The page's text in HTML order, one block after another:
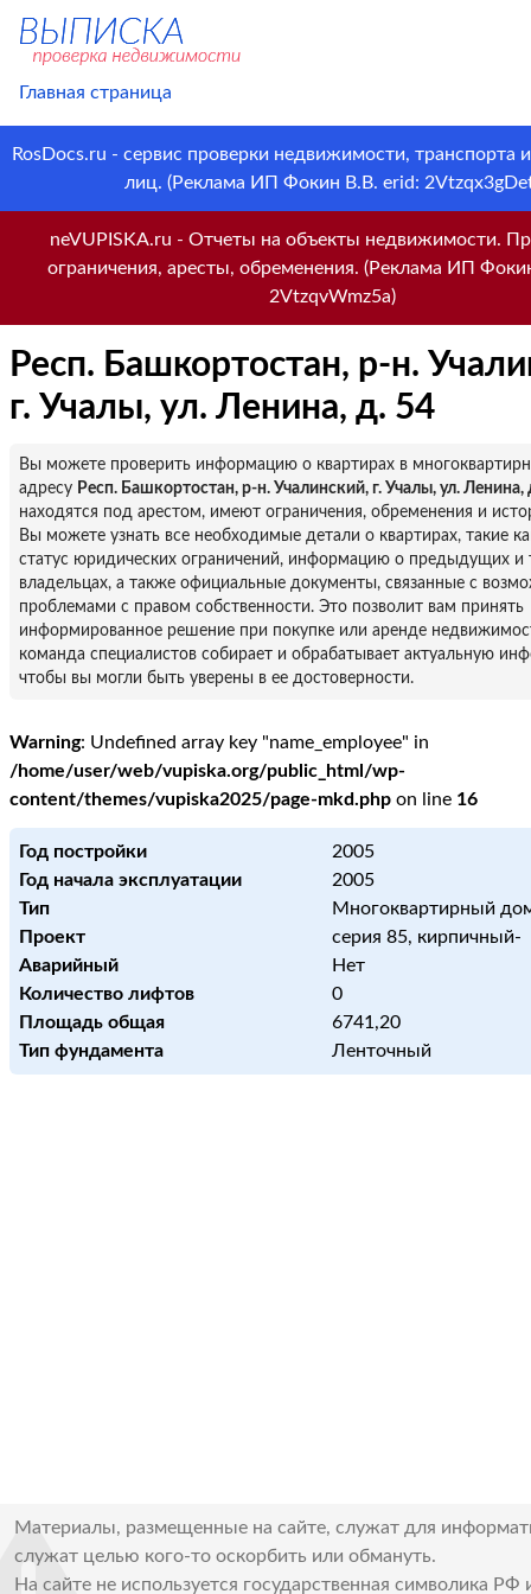
Главная страница
RosDocs.ru - сервис проверки недвижимости, транспорта
лиц. (Реклама ИП Фокин В.В. erid:
neVUPISKA.ru - Отчеты на объекты недвижимости.
ограничения, аресты, обременения. (Реклама ИП
2VtzqvWmz5a)
Респ. Башкортостан, р-н.
г. Учалы, ул. Ленина, д. 54
Вы можете проверить информацию о квартирах в
адресу Респ. Башкортостан, р-н. Учалинский, г. Учалы, ул. Ленина,
находятся под арестом, имеют ограничения, обременения и
Вы можете узнать все необходимые детали о квартирах, такие
статус юридических ограничений, информацию о предыдущих и
владельцах, а также официальные документы, связанные с
проблемами с правом собственности. Это позволит вам принять
информированное решение при покупке или аренде
команда специалистов собирает и обрабатывает актуальную
чтобы вы могли быть уверены в ее достоверности.
Warning: Undefined array key "name_employee" in
/home/user/web/vupiska.org/public_html/wp-
content/themes/vupiska2025/page-mkd.php on line 16
Год постройки
2005
Год начала эксплуатации
2005
Тип
Многоквартирный
Проект
серия 85, кирпичный-
Аварийный
Нет
Количество лифтов
0
Площадь общая
6741,20
Тип фундамента
Ленточный
Материалы, размещенные на сайте, служат для
служат целью кого-то оскорбить или обмануть.
На сайте не используется государственная символика РФ